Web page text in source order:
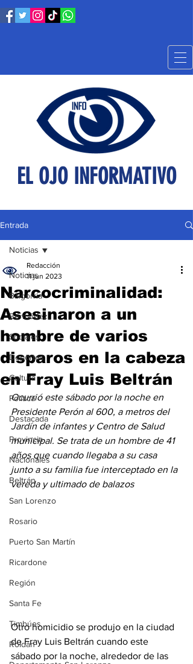
EL OJO INFORMATIVO
Entrada
Noticias
Baigorria
Bermúdez
Sociales
Deportes
Cultura
Política
Destacada
Provincia
Nacionales
Beltrán
San Lorenzo
Rosario
Puerto San Martín
Ricardone
Región
Santa Fe
Timbúes
Roldán
Noticias
Narcocriminalidad:
Asesinaron a un
hombre de varios
disparos en la cabeza
en Fray Luis Beltrán
Redacción
11 jun 2023
Ocurrió este sábado por la noche en
Presidente Perón al 600, a metros del
Jardín de infantes y Centro de Salud
municipal. Se trata de un hombre de 41
años que cuando llegaba a su casa
junto a su familia fue interceptado en la
vereda y ultimado de balazos
Otro homicidio se produjo en la ciudad
de Fray Luis Beltrán cuando este
sábado por la noche, alrededor de las